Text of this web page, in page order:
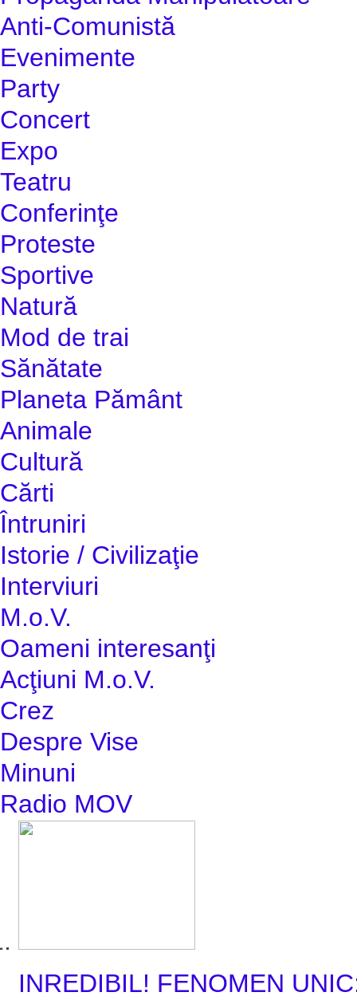
Anti-Comunistă
Evenimente
Party
Concert
Expo
Teatru
Conferinţe
Proteste
Sportive
Natură
Mod de trai
Sănătate
Planeta Pământ
Animale
Cultură
Cărti
Întruniri
Istorie / Civilizaţie
Interviuri
M.o.V.
Oameni interesanţi
Acţiuni M.o.V.
Crez
Despre Vise
Minuni
Radio MOV
INREDIBIL! FENOMEN